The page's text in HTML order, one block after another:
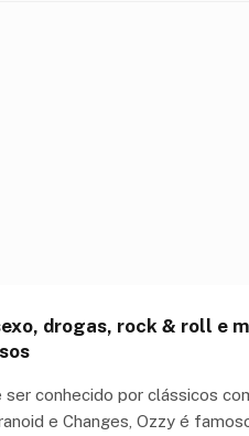
drogas, rock & roll e
ser conhecido por clássicos
e Changes, Ozzy é